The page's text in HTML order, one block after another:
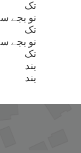
تک
نو بجے
تک
نو بجے
تک
بند
بند